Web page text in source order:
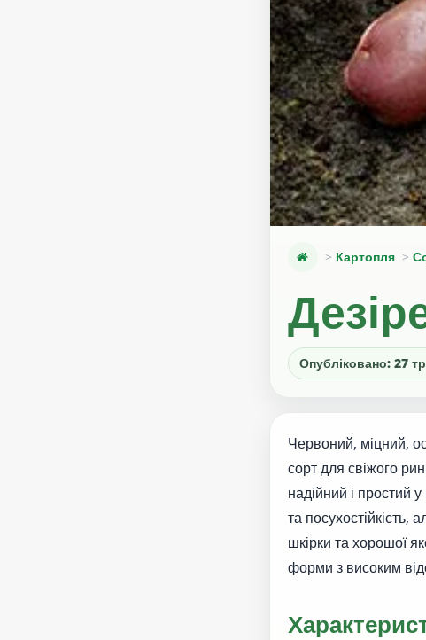
Картопля
Опубліковано: 27
Червоний, міцний,
сорт для свіжого
надійний і простий
та
шкірки та хорошої
форми з високим